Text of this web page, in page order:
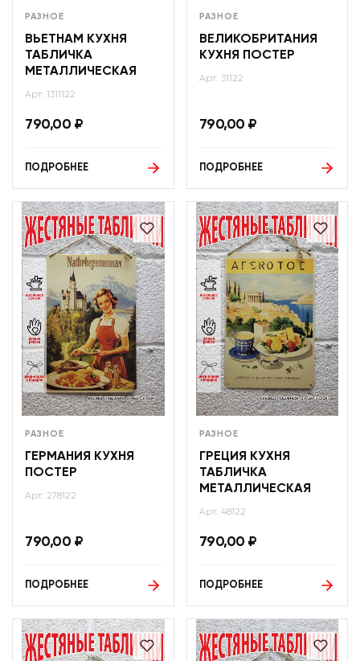
РАЗНОЕ
ВЬЕТНАМ КУХНЯ
ТАБЛИЧКА
МЕТАЛЛИЧЕСКАЯ
Арт: 1311122
790,00 ₽
ПОДРОБНЕЕ
РАЗНОЕ
ВЕЛИКОБРИТАНИЯ
КУХНЯ ПОСТЕР
Арт: 31122
790,00 ₽
ПОДРОБНЕЕ
РАЗНОЕ
ГЕРМАНИЯ КУХНЯ
ПОСТЕР
Арт: 278122
790,00 ₽
ПОДРОБНЕЕ
РАЗНОЕ
ГРЕЦИЯ КУХНЯ
ТАБЛИЧКА
МЕТАЛЛИЧЕСКАЯ
Арт: 48122
790,00 ₽
ПОДРОБНЕЕ